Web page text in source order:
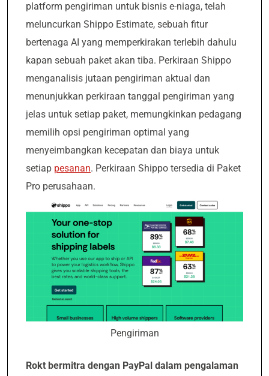
platform pengiriman untuk bisnis e-niaga, telah
meluncurkan Shippo Estimate, sebuah fitur
bertenaga AI yang memperkirakan terlebih dahulu
kapan sebuah paket akan tiba. Perkiraan Shippo
menganalisis jutaan pengiriman aktual dan
menunjukkan perkiraan tanggal pengiriman yang
jelas untuk setiap paket, memungkinkan pedagang
memilih opsi pengiriman optimal yang
menyeimbangkan kecepatan dan biaya untuk
setiap pesanan. Perkiraan Shippo tersedia di Paket
Pro perusahaan.
Pengiriman
Rokt bermitra dengan PayPal dalam pengalaman